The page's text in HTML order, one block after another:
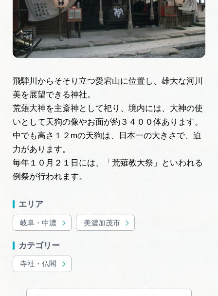
買い物・お土産
体験予約サイト「ＶＩＳＩＴ岐阜県」
岐阜県まるごと観光エリアガイド
岐阜県観光データベース
旅行会社・観光事業者の皆様へ
動画ライブラリー
飛騨川からそそり立つ愛宕山に位置し、雄大な河川
美を展望できる神社。
荒薙大神を主斎神として祀り、境内には、大神の使
いとして天狗の像やお面が約３４００体あります。
中でも高さ１２mの天狗は、日本一の大きさで、迫
力があります。
毎年１０月２１日には、「荒薙教大祭」といわれる
例祭が行われます。
エリア
岐阜・中濃 美濃加茂市
カテゴリー
寺社・仏閣